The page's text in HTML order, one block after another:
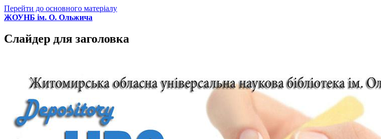
Перейти до основного матеріалу
ЖОУНБ ім. О. Ольжича
Слайдер для заголовка